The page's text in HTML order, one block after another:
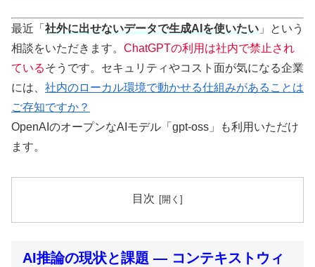
最近「 社外に出せないデータで生成AIを使いたい 」という
相談をいただきます。 ChatGPTの利用は社内で禁止され
ているそうです。セキュリティやコスト面が気になる企業
には、 社内のローカル環境で動かせる仕組みがあることは
ご存知ですか？
OpenAIのオープンなAIモデル「gpt-oss」も利用いただけ
ます。
目次
AI推論の現状と課題 ― コンテキストウィ